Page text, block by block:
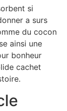
si
a surs
du cocon
ainsi une
bonheur
cachet